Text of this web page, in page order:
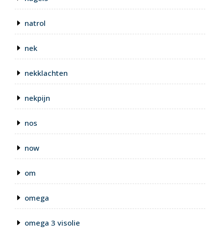
natrol
nek
nekklachten
nekpijn
nos
now
om
omega
omega 3 visolie